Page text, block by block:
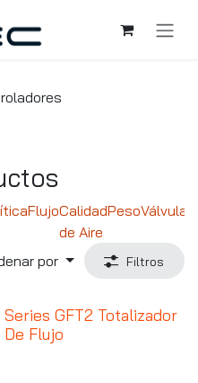
FlujoCalidad
de Aire
PesoVálvulas
por Filtros
Series GFT2 Totalizador
De Flujo